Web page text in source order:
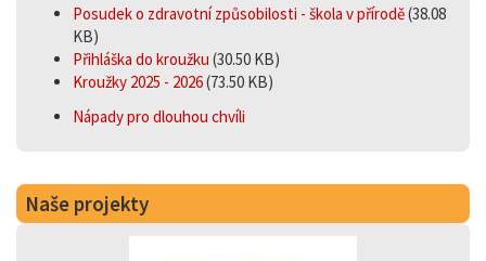
Posudek o zdravotní způsobilosti - škola v přírodě(38.08
KB)
Přihláška do kroužku (30.50 KB)
Kroužky 2025 - 2026(73.50 KB)
Nápady pro dlouhou chvíli
Naše projekty